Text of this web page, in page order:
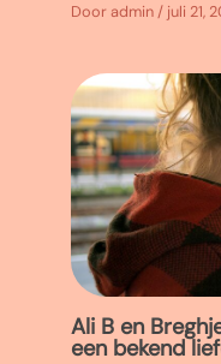
Dooradmin / juli 21,
Ali B en
een bekend